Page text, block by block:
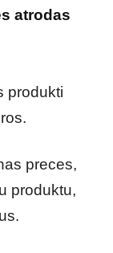
atrodas
produkti
preces,
produktu,